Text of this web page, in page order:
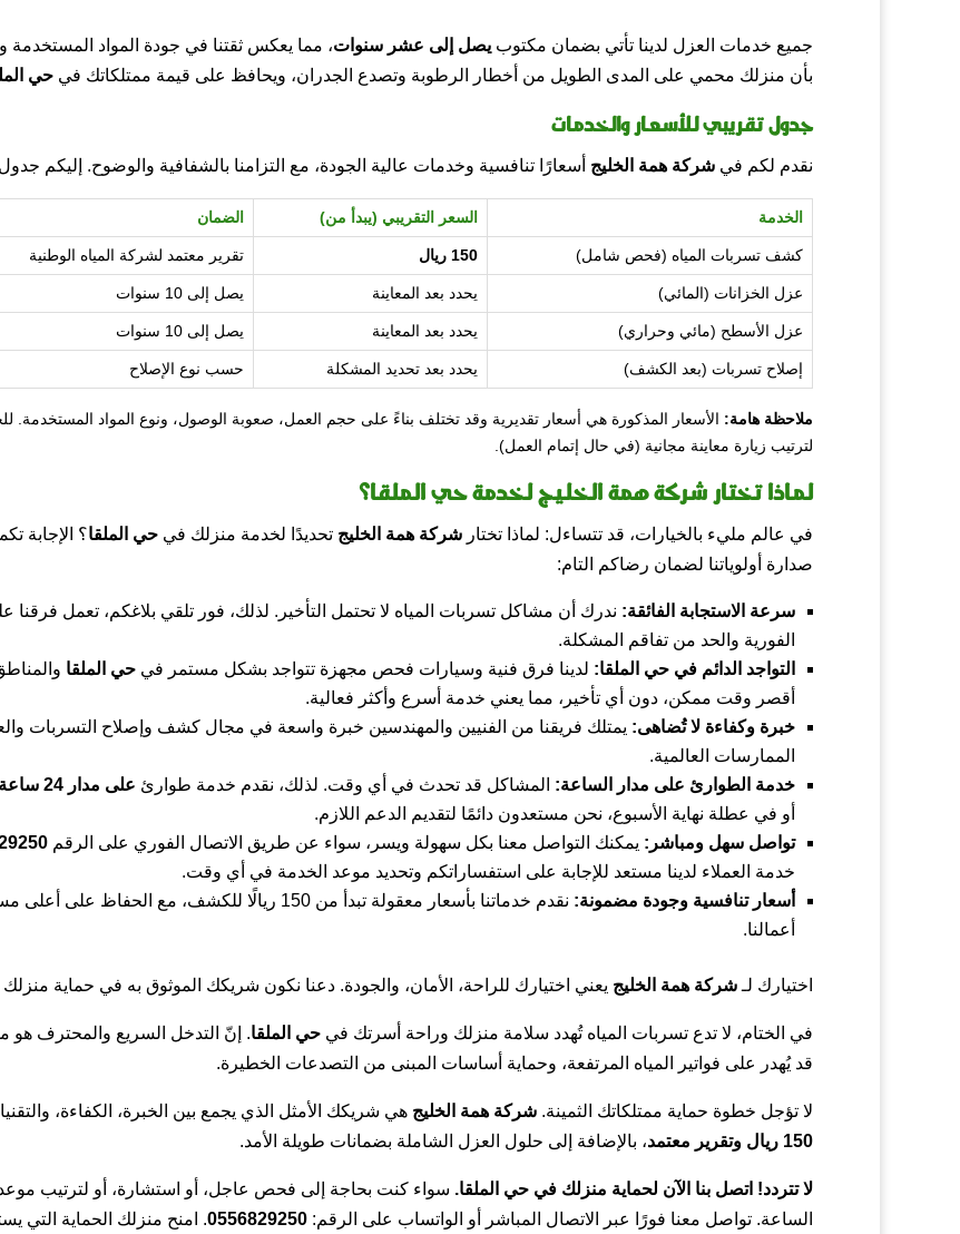
جميع خدمات العزل لدينا تأتي بضمان مكتوب يصل إلى عشر سنوات، مما يعكس ثقتنا في جودة المواد المستخدمة
بأن منزلك محمي على المدى الطويل من أخطار الرطوبة وتصدع الجدران، ويحافظ على قيمة ممتلكاتك في حي
جدول تقريبي للأسعار والخدمات
نقدم لكم في شركة همة الخليج أسعارًا تنافسية وخدمات عالية الجودة، مع التزامنا بالشفافية والوضوح. إليكم
الخدمة السعر التقريبي (يبدأ من) الضمان
كشف تسربات المياه (فحص شامل) 150 ريال تقرير معتمد لشركة المياه الوطنية
عزل الخزانات (المائي) يحدد بعد المعاينة يصل إلى 10 سنوات
عزل الأسطح (مائي وحراري) يحدد بعد المعاينة يصل إلى 10 سنوات
إصلاح تسربات (بعد الكشف) يحدد بعد تحديد المشكلة حسب نوع الإصلاح
ملاحظة هامة: الأسعار المذكورة هي أسعار تقديرية وقد تختلف بناءً على حجم العمل، صعوبة الوصول، ونوع المواد
لترتيب زيارة معاينة مجانية (في حال إتمام العمل).
لماذا تختار شركة همة الخليج لخدمة حي الملقا؟
في عالم مليء بالخيارات، قد تتساءل: لماذا تختار شركة همة الخليج تحديدًا لخدمة منزلك في حي الملقا؟ الإجابة
صدارة أولوياتنا لضمان رضاكم التام:
سرعة الاستجابة الفائقة: ندرك أن مشاكل تسربات المياه لا تحتمل التأخير. لذلك، فور تلقي بلاغكم، تعمل
الفورية والحد من تفاقم المشكلة.
التواجد الدائم في حي الملقا: لدينا فرق فنية وسيارات فحص مجهزة تتواجد بشكل مستمر في حي الملقا
أقصر وقت ممكن، دون أي تأخير، مما يعني خدمة أسرع وأكثر فعالية.
خبرة وكفاءة لا تُضاهى: يمتلك فريقنا من الفنيين والمهندسين خبرة واسعة في مجال كشف وإصلاح التسربات
الممارسات العالمية.
خدمة الطوارئ على مدار الساعة: المشاكل قد تحدث في أي وقت. لذلك، نقدم خدمة طوارئ على مدار 24 ساعة، 7 أيام في الأسبوع
أو في عطلة نهاية الأسبوع، نحن مستعدون دائمًا لتقديم الدعم اللازم.
تواصل سهل ومباشر: يمكنك التواصل معنا بكل سهولة ويسر، سواء عن طريق الاتصال الفوري على الرقم
خدمة العملاء لدينا مستعد للإجابة على استفساراتكم وتحديد موعد الخدمة في أي وقت.
أسعار تنافسية وجودة مضمونة:
نقدم خدماتنا بأسعار معقولة تبدأ من 150 ريالًا
أعمالنا.
اختيارك لـ شركة همة الخليج يعني اختيارك للراحة، الأمان، والجودة. دعنا نكون شريكك الموثوق به في حماية
في الختام، لا تدع تسربات المياه تُهدد سلامة منزلك وراحة أسرتك في حي الملقا. إنّ التدخل السريع والمحترف هو
قد يُهدر على فواتير المياه المرتفعة، وحماية أساسات المبنى من التصدعات الخطيرة.
لا تؤجل خطوة حماية ممتلكاتك الثمينة. شركة همة الخليج هي شريكك الأمثل الذي يجمع بين الخبرة، الكفاءة،
150 ريال وتقرير معتمد
، بالإضافة إلى حلول العزل الشاملة بضمانات طويلة الأمد.
لا تتردد! اتصل بنا الآن لحماية منزلك في حي الملقا. سواء كنت بحاجة إلى فحص عاجل، أو استشارة، أو لترتيب
الساعة. تواصل معنا فورًا عبر الاتصال المباشر أو الواتساب على الرقم: 0556829250. امنح منزلك الحماية التي